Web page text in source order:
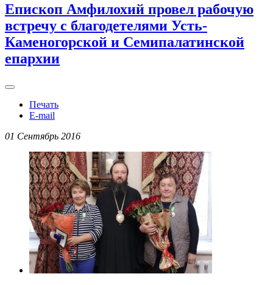
Епископ Амфилохий провел рабочую
встречу с благодетелями Усть-
Каменогорской и Семипалатинской
епархии
Печать
E-mail
01 Сентябрь 2016